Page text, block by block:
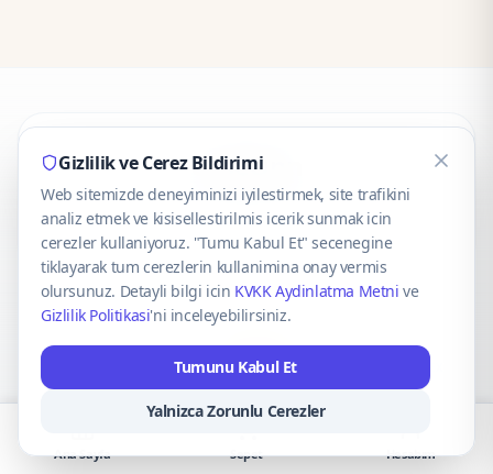
CaseOnn
© 2025 CaseOnn. Tüm hakları saklıdır.
VISA Mastercard
Gizlilik ve Cerez Bildirimi
Web sitemizde deneyiminizi iyilestirmek, site trafikini
analiz etmek ve kisisellestirilmis icerik sunmak icin
cerezler kullaniyoruz. "Tumu Kabul Et" secenegine
tiklayarak tum cerezlerin kullanimina onay vermis
olursunuz. Detayli bilgi icin KVKK Aydinlatma Metni ve
Gizlilik Politikasi'ni inceleyebilirsiniz.
Tumunu Kabul Et
Yalnizca Zorunlu Cerezler
Ana Sayfa Sepet Hesabım